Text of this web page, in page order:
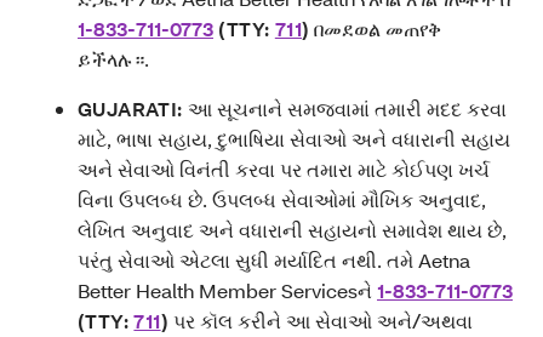
1-833-711-0773 (TTY: 711) በመደወል መጠየቅ
ይችላሉ።.
GUJARATI: આ સૂચનાને સમજવામાં તમારી મદદ કરવા
માટે, ભાષા સહાય, દુભાષિયા સેવાઓ અને વધારાની સહાય
અને સેવાઓ વિનંતી કરવા પર તમારા માટે કોઈપણ ખર્ચ
વિના ઉપલબ્ધ છે. ઉપલબ્ધ સેવાઓમાં મૌખિક અનુવાદ,
લેખિત અનુવાદ અને વધારાની સહાયનો સમાવેશ થાય છે,
પરંતુ સેવાઓ એટલા સુધી મર્યાદિત નથી. તમે Aetna
Better Health Member Servicesને 1-833-711-0773
(TTY:711)પર કૉલ કરીને આ સેવાઓ અને/અથવા